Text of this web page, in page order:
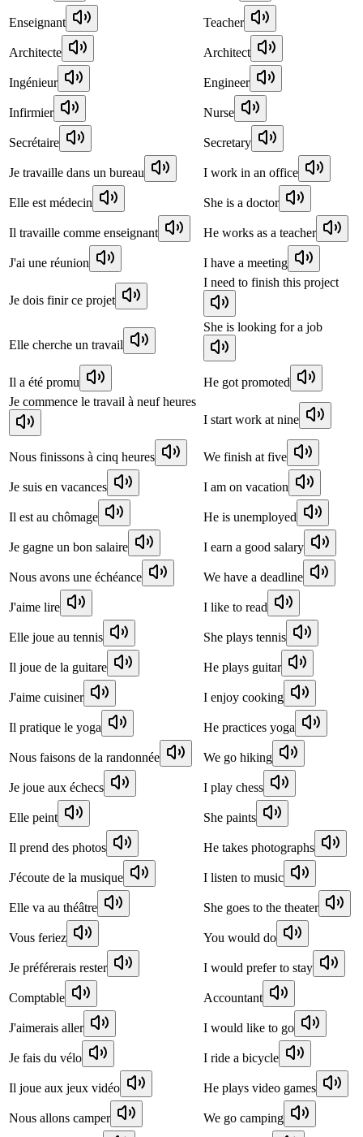
Enseignant Teacher
Architecte Architect
Ingénieur Engineer
Infirmier Nurse
Secrétaire Secretary
Je travaille dans un bureau I work in an office
Elle est médecin She is a doctor
Il travaille comme enseignant He works as a teacher
J'ai une réunion I have a meeting
Je dois finir ce projet
I need to finish this project
Elle cherche un travail
She is looking for a job
Il a été promu
He got promoted
Je commence le travail à neuf heures
I start work at nine
Nous finissons à cinq heures We finish at five
Je suis en vacances I am on vacation
Il est au chômage He is unemployed
Je gagne un bon salaire I earn a good salary
Nous avons une échéance We have a deadline
J'aime lire I like to read
Elle joue au tennis She plays tennis
Il joue de la guitare He plays guitar
J'aime cuisiner I enjoy cooking
Il pratique le yoga He practices yoga
Nous faisons de la randonnée We go hiking
Je joue aux échecs I play chess
Elle peint She paints
Il prend des photos He takes photographs
J'écoute de la musique I listen to music
Elle va au théâtre She goes to the theater
Vous feriez You would do
Je préférerais rester I would prefer to stay
Comptable Accountant
J'aimerais aller I would like to go
Je fais du vélo I ride a bicycle
Il joue aux jeux vidéo He plays video games
Nous allons camper We go camping